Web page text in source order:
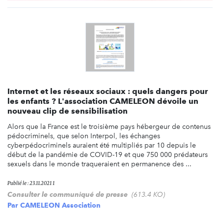
Internet et les réseaux sociaux : quels dangers pour
les enfants ? L'association CAMELEON dévoile un
nouveau clip de sensibilisation
Alors que la France est le troisième pays hébergeur de contenus
pédocriminels, que selon Interpol, les échanges
cyberpédocriminels auraient été multipliés par 10 depuis le
début de la pandémie de COVID-19 et que 750 000 prédateurs
sexuels dans le monde traqueraient en permanence des ...
Publié le : 23.11.2021 1
Consulter le communiqué de presse (613.4 KO)
Par CAMELEON Association